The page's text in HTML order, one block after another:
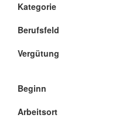
Kategorie
Berufsfeld
Vergütung
Beginn
Arbeitsort